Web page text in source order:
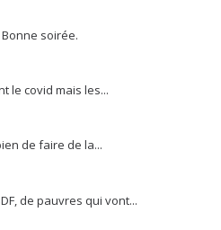
soirée.
le covid mais les...
de faire de la...
de pauvres qui vont...